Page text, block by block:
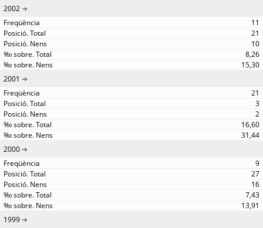
2002
11
21
10
8,26
15,30
2001
21
3
2
16,60
31,44
2000
9
27
16
7,43
13,91
1999